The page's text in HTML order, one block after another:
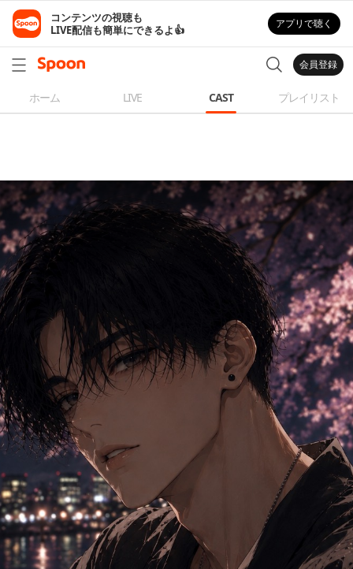
コンテンツの視聴も
LIVE配信も簡単にできるよ👍
アプリで聴く
会員登録
ホーム LIVE CAST プレイリスト